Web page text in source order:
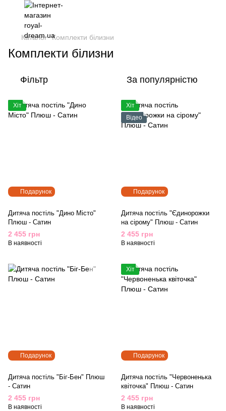
Каталог Комплекти білизни
Комплекти білизни
Фільтр За популярністю
Подарунок
Хіт
Дитяча постіль "Дино Місто"
Плюш - Сатин
2 455 грн
В наявності
Подарунок
Хіт
Відео
Дитяча постіль "Єдинорожки
на сірому" Плюш - Сатин
2 455 грн
В наявності
Подарунок
Дитяча постіль "Біг-Бен" Плюш
- Сатин
2 455 грн
В наявності
Подарунок
Хіт
Дитяча постіль "Червоненька
квіточка" Плюш - Сатин
2 455 грн
В наявності